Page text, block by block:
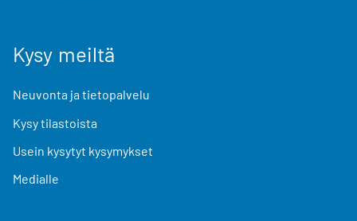
Kysy meiltä
Neuvonta ja tietopalvelu
Kysy tilastoista
Usein kysytyt kysymykset
Medialle